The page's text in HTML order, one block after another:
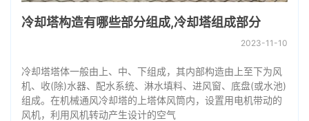
冷却塔构造有哪些部分组成,冷却塔组成部分
2023-11-10
冷却塔塔体一般由上、中、下组成，其内部构造由上至下为风
机、收(除)水器、配水系统、淋水填料、进风窗、底盘(或水池)
组成。在机械通风冷却塔的上塔体风筒内，设置用电机带动的
风机，利用风机转动产生设计的空气